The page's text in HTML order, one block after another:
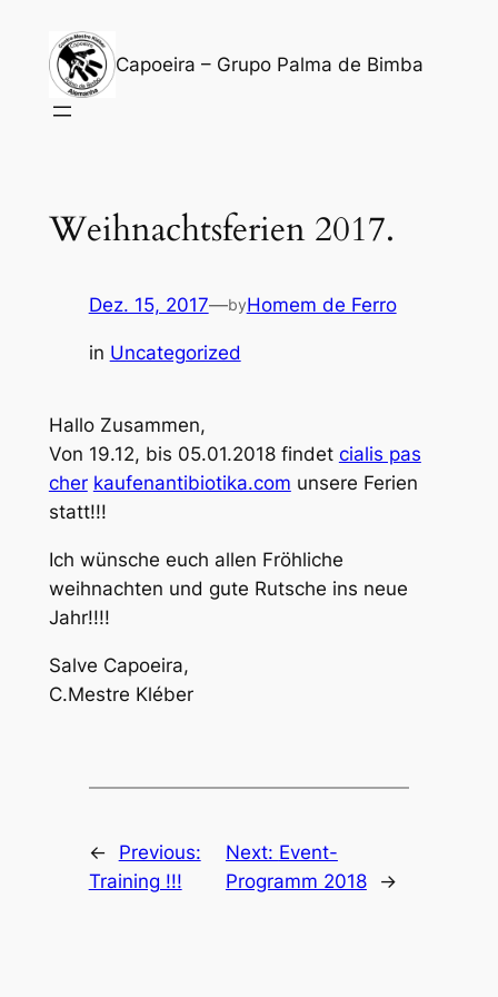
Inhalt
springen
Capoeira – Grupo Palma de Bimba
Weihnachtsferien 2017.
Dez. 15, 2017—byHomem de Ferro
in Uncategorized
Hallo Zusammen,
Von 19.12, bis 05.01.2018 findet cialis pas
cher kaufenantibiotika.com unsere Ferien
statt!!!
Ich wünsche euch allen Fröhliche
weihnachten und gute Rutsche ins neue
Jahr!!!!
Salve Capoeira,
C.Mestre Kléber
←
Previous:
Training !!!
Next: Event-
Programm 2018
→